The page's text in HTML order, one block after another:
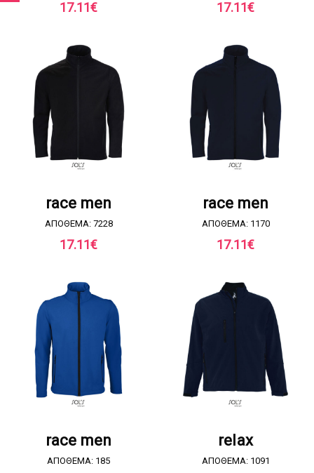
17.11€ 17.11€
race men
ΑΠΟΘΕΜΑ: 7228
17.11€
race men
ΑΠΟΘΕΜΑ: 1170
17.11€
race men
ΑΠΟΘΕΜΑ: 185
relax
ΑΠΟΘΕΜΑ: 1091